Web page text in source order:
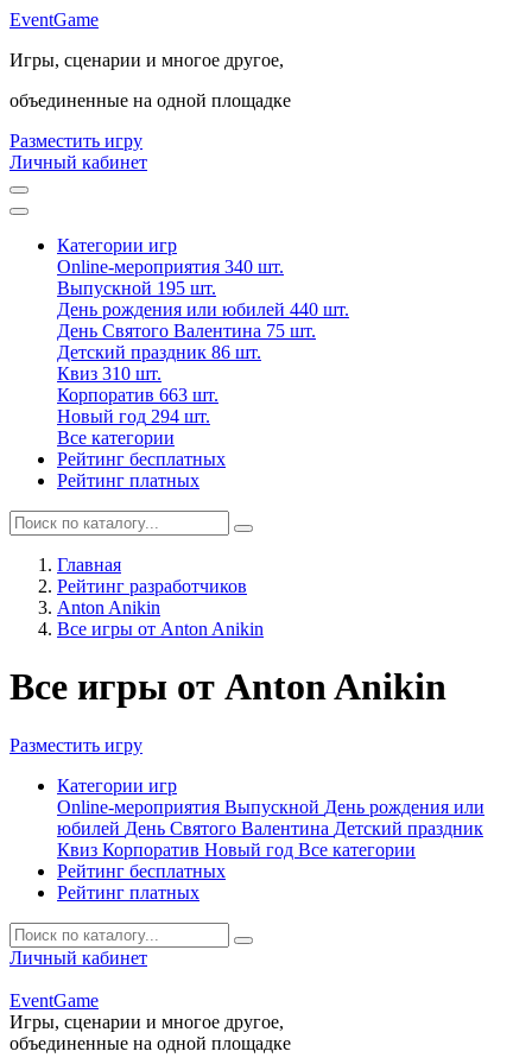
EventGame
Игры, сценарии и многое другое,
объединенные на одной площадке
Разместить игру
Личный кабинет
Категории игр
Online-мероприятия 340 шт.
Выпускной 195 шт.
День рождения или юбилей 440 шт.
День Святого Валентина 75 шт.
Детский праздник 86 шт.
Квиз 310 шт.
Корпоратив 663 шт.
Новый год 294 шт.
Все категории
Рейтинг бесплатных
Рейтинг платных
Главная
Рейтинг разработчиков
Anton Anikin
Все игры от Anton Anikin
Все игры от Anton Anikin
Разместить игру
Категории игр
Online-мероприятия Выпускной День рождения или
юбилей День Святого Валентина Детский праздник
Квиз Корпоратив Новый год Все категории
Рейтинг бесплатных
Рейтинг платных
Личный кабинет
EventGame
Игры, сценарии и многое другое,
объединенные на одной площадке